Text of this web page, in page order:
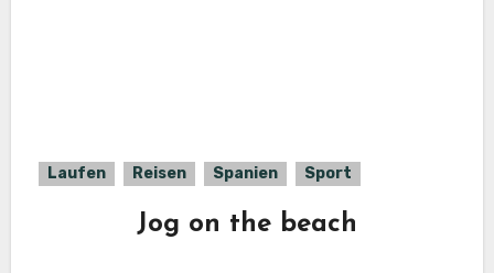
Laufen Reisen Spanien Sport
Jog on the beach